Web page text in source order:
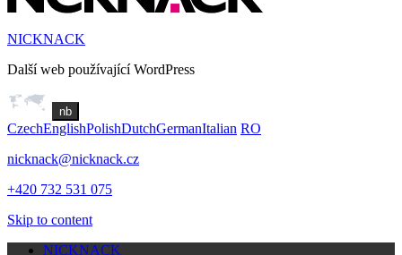
NICKNACK
Další web používající WordPress
nb
CzechEnglishPolishDutchGermanItalian RO
nicknack@nicknack.cz
+420 732 531 075
Skip to content
NICKNACK